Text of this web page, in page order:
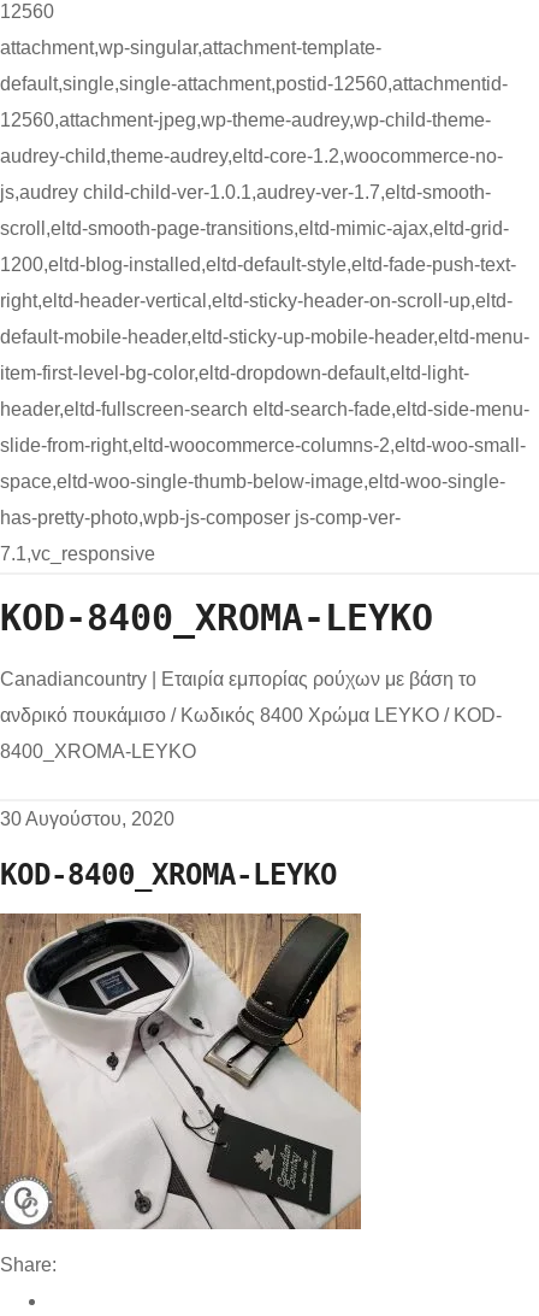
12560
attachment,wp-singular,attachment-template-
default,single,single-attachment,postid-12560,attachmentid-
12560,attachment-jpeg,wp-theme-audrey,wp-child-theme-
audrey-child,theme-audrey,eltd-core-1.2,woocommerce-no-
js,audrey child-child-ver-1.0.1,audrey-ver-1.7,eltd-smooth-
scroll,eltd-smooth-page-transitions,eltd-mimic-ajax,eltd-grid-
1200,eltd-blog-installed,eltd-default-style,eltd-fade-push-text-
right,eltd-header-vertical,eltd-sticky-header-on-scroll-up,eltd-
default-mobile-header,eltd-sticky-up-mobile-header,eltd-menu-
item-first-level-bg-color,eltd-dropdown-default,eltd-light-
header,eltd-fullscreen-search eltd-search-fade,eltd-side-menu-
slide-from-right,eltd-woocommerce-columns-2,eltd-woo-small-
space,eltd-woo-single-thumb-below-image,eltd-woo-single-
has-pretty-photo,wpb-js-composer js-comp-ver-
7.1,vc_responsive
KOD-8400_XROMA-LEYKO
Canadiancountry | Εταιρία εμπορίας ρούχων με βάση το
ανδρικό πουκάμισο / Κωδικός 8400 Χρώμα LEYKO / KOD-
8400_XROMA-LEYKO
30 Αυγούστου, 2020
KOD-8400_XROMA-LEYKO
Share: